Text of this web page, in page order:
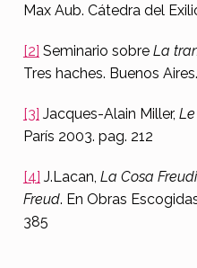
Max Aub. Cátedra del
[2] Seminario sobre La
Tres haches. Buenos
[3] Jacques-Alain Miller,
París 2003. pag. 212
[4] J.Lacan, La Cosa
Freud. En Obras
385